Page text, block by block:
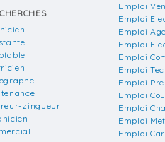
zingueur
Emploi
Emploi
Emploi
Emploi
Emploi
Emploi
Emploi
Emploi
Emploi
Emploi
Emploi